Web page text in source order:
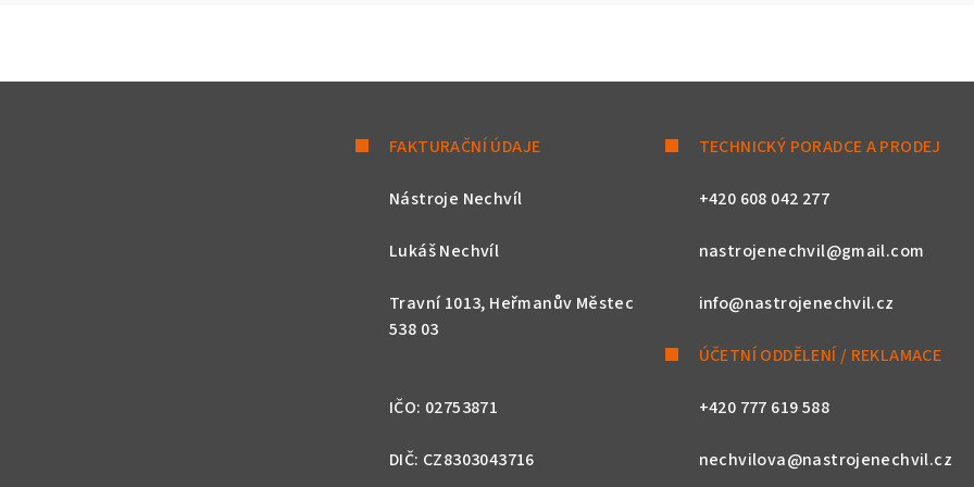
FAKTURAČNÍ ÚDAJE
Nástroje Nechvíl
Lukáš Nechvíl
Travní 1013, Heřmanův Městec
538 03
IČO: 02753871
DIČ: CZ8303043716
TECHNICKÝ PORADCE A PRODEJ
+420 608 042 277
nastrojenechvil@gmail.com
info@nastrojenechvil.cz
ÚČETNÍ ODDĚLENÍ / REKLAMACE
+420 777 619 588
nechvilova@nastrojenechvil.cz